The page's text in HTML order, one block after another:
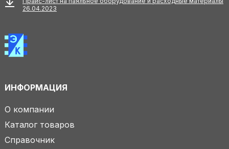
26.04.2023
ИНФОРМАЦИЯ
О компании
Каталог товаров
Справочник